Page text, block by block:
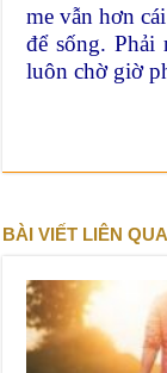
me vẫn hơn
để sống.
luôn chờ giờ
BÀI VIẾT LIÊN